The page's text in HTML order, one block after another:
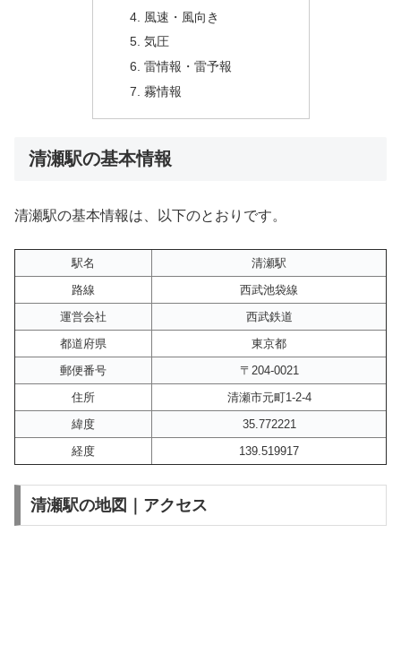
風速・風向き
気圧
雷情報・雷予報
霧情報
清瀬駅の基本情報
清瀬駅の基本情報は、以下のとおりです。
駅名
清瀬駅
路線
西武池袋線
運営会社
西武鉄道
都道府県
東京都
郵便番号
〒204-0021
住所
清瀬市元町1-2-4
緯度
35.772221
経度
139.519917
清瀬駅の地図｜アクセス